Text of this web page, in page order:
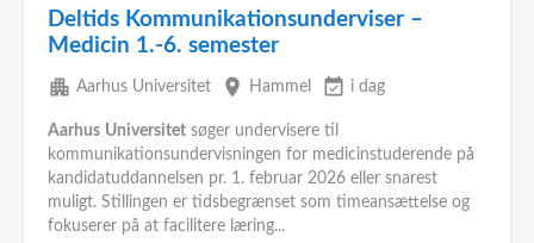
Deltids Kommunikationsunderviser –
Medicin 1.-6. semester
apartment Aarhus Universitet place Hammel event_available i dag
Aarhus Universitet søger undervisere til
kommunikationsundervisningen for medicinstuderende på
kandidatuddannelsen pr. 1. februar 2026 eller snarest
muligt. Stillingen er tidsbegrænset som timeansættelse og
fokuserer på at facilitere læring...